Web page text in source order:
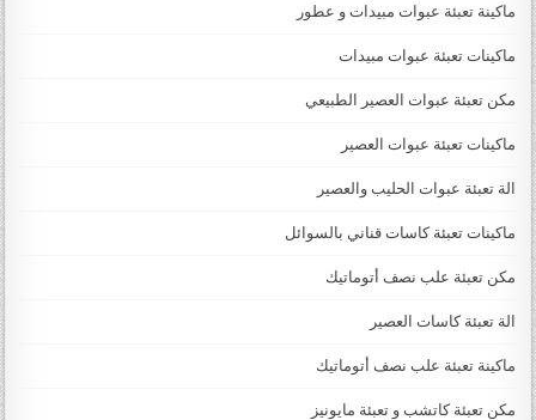
ماكينة تعبئة عبوات مبيدات و عطور
ماكينات تعبئة عبوات مبيدات
مكن تعبئة عبوات العصير الطبيعي
ماكينات تعبئة عبوات العصير
الة تعبئة عبوات الحليب والعصير
ماكينات تعبئة كاسات قناني بالسوائل
مكن تعبئة علب نصف أتوماتيك
الة تعبئة كاسات العصير
ماكينة تعبئة علب نصف أتوماتيك
مكن تعبئة كاتشب و تعبئة مايونيز